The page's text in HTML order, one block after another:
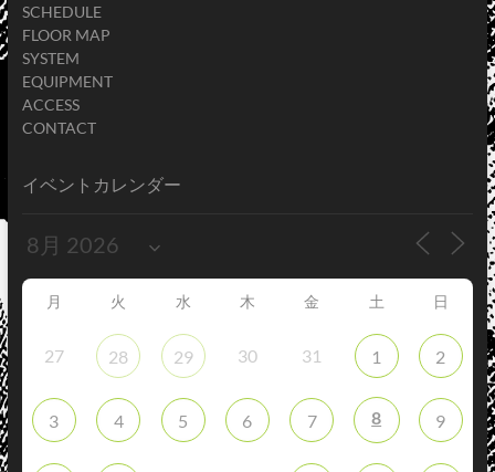
SCHEDULE
FLOOR MAP
SYSTEM
EQUIPMENT
ACCESS
CONTACT
イベントカレンダー
月 火 水 木 金 土 日
27 28 29 30 31 1 2
3 4 5 6 7 8 9